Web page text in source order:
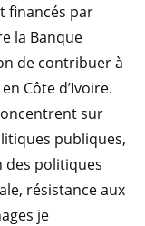
financés par
la Banque
de contribuer à
Côte d’Ivoire.
sur
publiques,
des politiques
résistance aux
je